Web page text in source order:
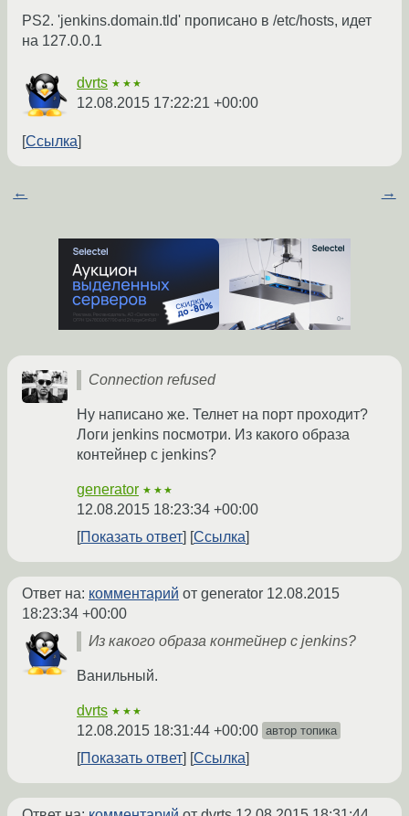
PS2. 'jenkins.domain.tld' прописано в /etc/hosts, идет
на 127.0.0.1
dvrts ★★★
12.08.2015 17:22:21 +00:00
Ссылка
← →
Connection refused
Ну написано же. Телнет на порт проходит?
Логи jenkins посмотри. Из какого образа
контейнер с jenkins?
generator ★★★
12.08.2015 18:23:34 +00:00
Показать ответ
Ссылка
Ответ на: комментарий от generator 12.08.2015
18:23:34 +00:00
Из какого образа контейнер с jenkins?
Ванильный.
dvrts ★★★
12.08.2015 18:31:44 +00:00 автор топика
Показать ответ Ссылка